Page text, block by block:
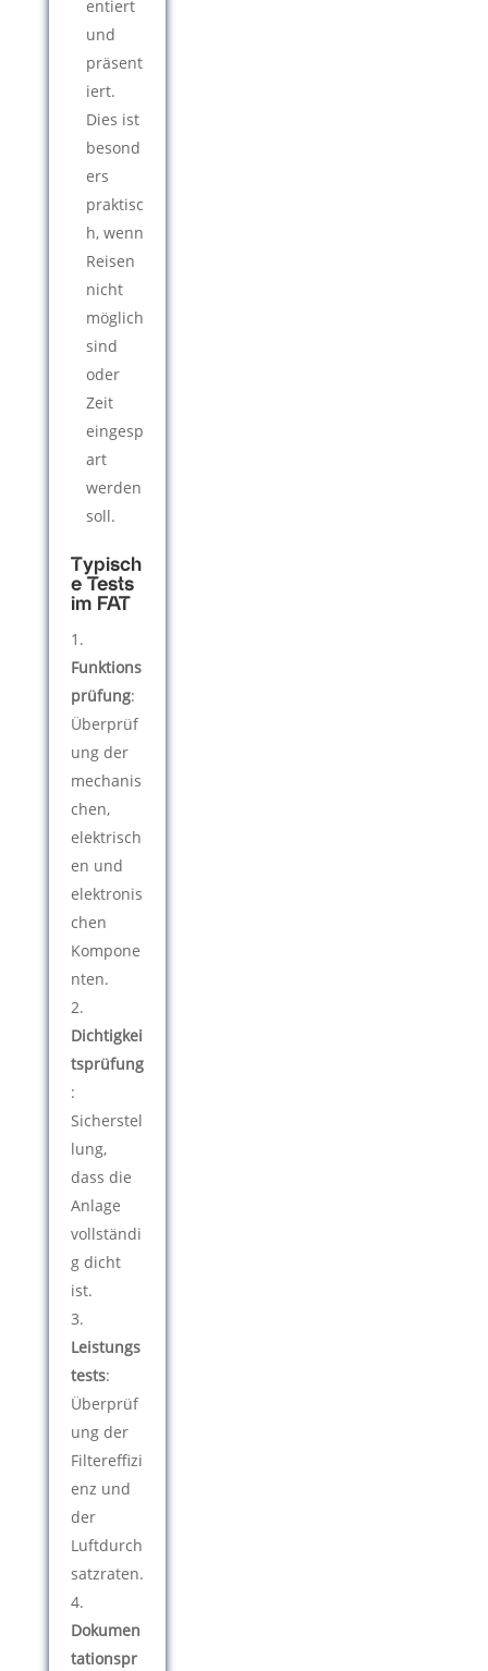
entiert
und
präsent
iert.
Dies ist
besond
ers
praktisc
h, wenn
Reisen
nicht
möglich
sind
oder
Zeit
eingesp
art
werden
soll.
Typisch
e Tests
im FAT
Funktions
prüfung:
Überprüf
ung der
mechanis
chen,
elektrisch
en und
elektronis
chen
Kompone
nten.
Dichtigkei
tsprüfung
:
Sicherstel
lung,
dass die
Anlage
vollständi
g dicht
ist.
Leistungs
tests:
Überprüf
ung der
Filtereffizi
enz und
der
Luftdurch
satzraten.
Dokumen
tationspr